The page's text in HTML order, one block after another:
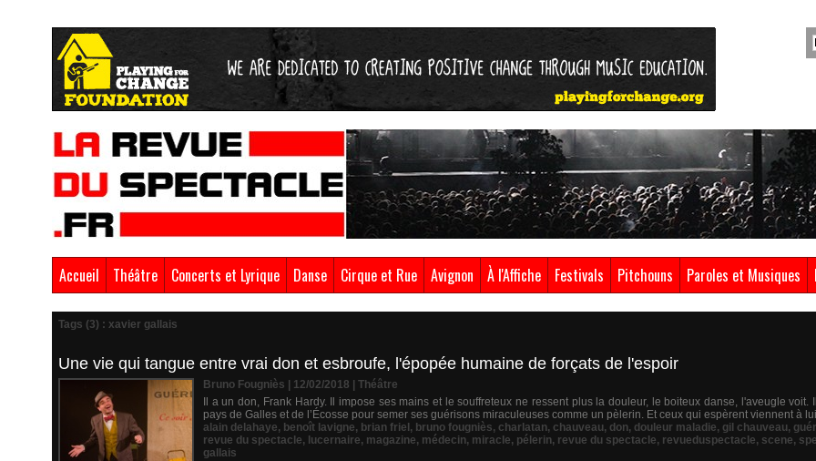
Accueil Théâtre Concerts et Lyrique Danse Cirque et Rue Avignon À l'Affiche Festivals Pitchouns Paroles et Musiques
Tags (3) : xavier gallais
Une vie qui tangue entre vrai don et esbroufe, l'épopée humaine de forçats de l'espoir
Bruno Fougniès | 12/02/2018
Théâtre
Il a un don, Frank Hardy. Il impose ses mains et le souffreteux ne ressent plus la douleur, le boiteux danse, l'aveugle voit.
pays de Galles et de l’Écosse pour semer ses guérisons miraculeuses comme un pèlerin. Et ceux qui espèrent viennent à
alain delahaye, benoît lavigne, brian friel , bruno fougniès, charlatan, chauveau, don, douleur maladie, gil chauveau,
revue du spectacle, lucernaire, magazine, médecin, miracle, pélerin, revue du spectacle, revueduspectacle, scene,
gallais